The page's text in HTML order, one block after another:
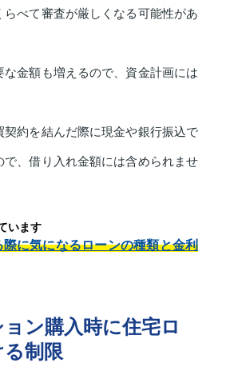
らべて審査が厳しくなる可能性があ
な金額も増えるので、資金計画には
契約を結んだ際に現金や銀行振込で
で、借り入れ金額には含められませ
います
に気になるローンの種類と金利
ン購入時に住宅ロ
制限